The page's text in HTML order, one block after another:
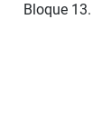
Bloque 13.